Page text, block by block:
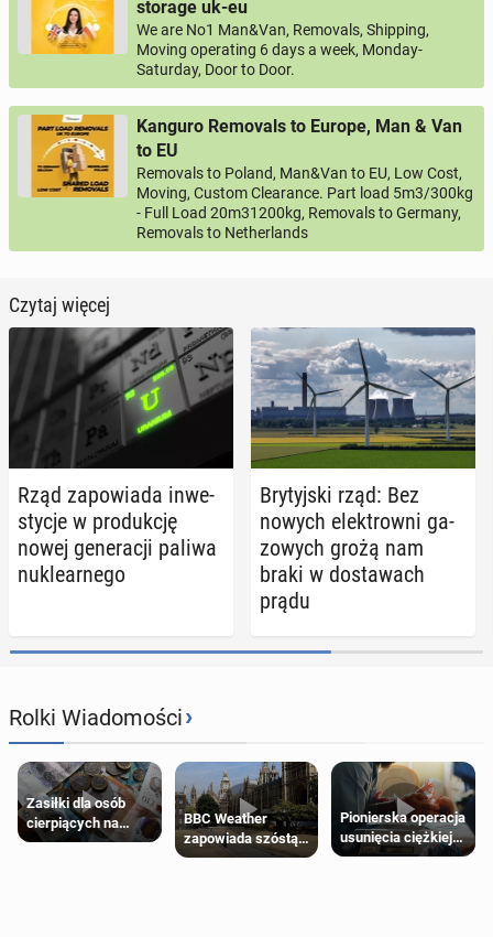
storage uk-eu
We are No1 Man&Van, Removals, Shipping,
Moving operating 6 days a week, Monday-
Saturday, Door to Door.
Kanguro Removals to Europe, Man & Van
to EU
Removals to Poland, Man&Van to EU, Low Cost,
Moving, Custom Clearance. Part load 5m3/300kg
- Full Load 20m31200kg, Removals to Germany,
Removals to Netherlands
Czytaj więcej
Rząd za­po­wia­da in­we­
sty­cje w pro­duk­cję
nowej ge­ne­ra­cji paliwa
nu­kle­ar­ne­go
Bry­tyj­ski rząd: Bez
nowych elek­trow­ni ga­
zo­wych grożą nam
braki w do­sta­wach
prądu
Rolki Wiadomości›
Zasiłki dla osób
cierpiących na
schorzenia
BBC Weather
zapowiada szóstą
falę upałów w
Pionierska operacja
usunięcia ciężkiej
wady wrodzonej